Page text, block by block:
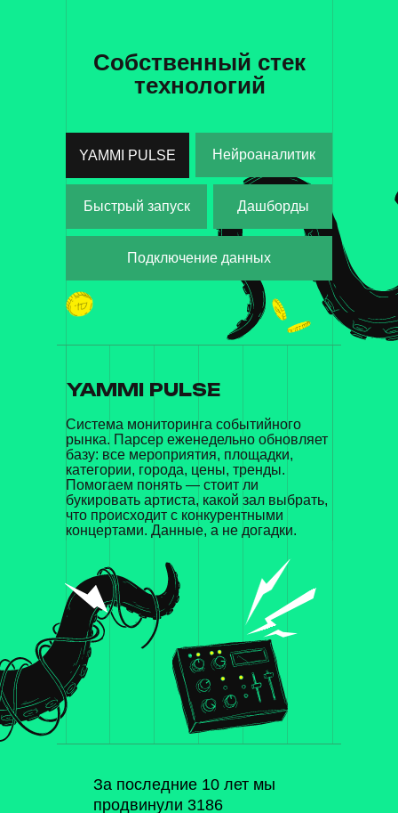
Дашборды
Нейроаналитик
Подключение данных
Быстрый запуск
Собственный стек
технологий
YAMMI PULSE
YAMMI PULSE
Система мониторинга событийного
рынка. Парсер еженедельно обновляет
базу: все мероприятия, площадки,
категории, города, цены, тренды.
Помогаем понять — стоит ли
букировать артиста, какой зал выбрать,
что происходит с конкурентными
концертами. Данные, а не догадки.
YAMMI PULSE
Нейроаналитик
Дашборды
Быстрый запуск
Подключение данных
За последние 10 лет мы
продвинули 3186